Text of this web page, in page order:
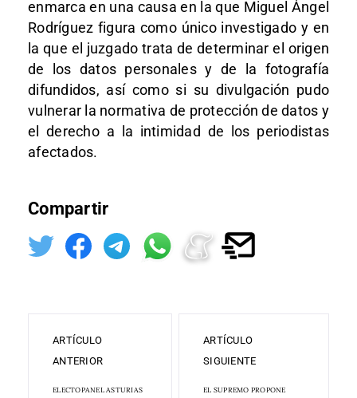
enmarca en una causa en la que Miguel Ángel
Rodríguez figura como único investigado y en
la que el juzgado trata de determinar el origen
de los datos personales y de la fotografía
difundidos, así como si su divulgación pudo
vulnerar la normativa de protección de datos y
el derecho a la intimidad de los periodistas
afectados.
Compartir
ARTÍCULO
ANTERIOR
ELECTOPANEL ASTURIAS
ARTÍCULO
SIGUIENTE
EL SUPREMO PROPONE